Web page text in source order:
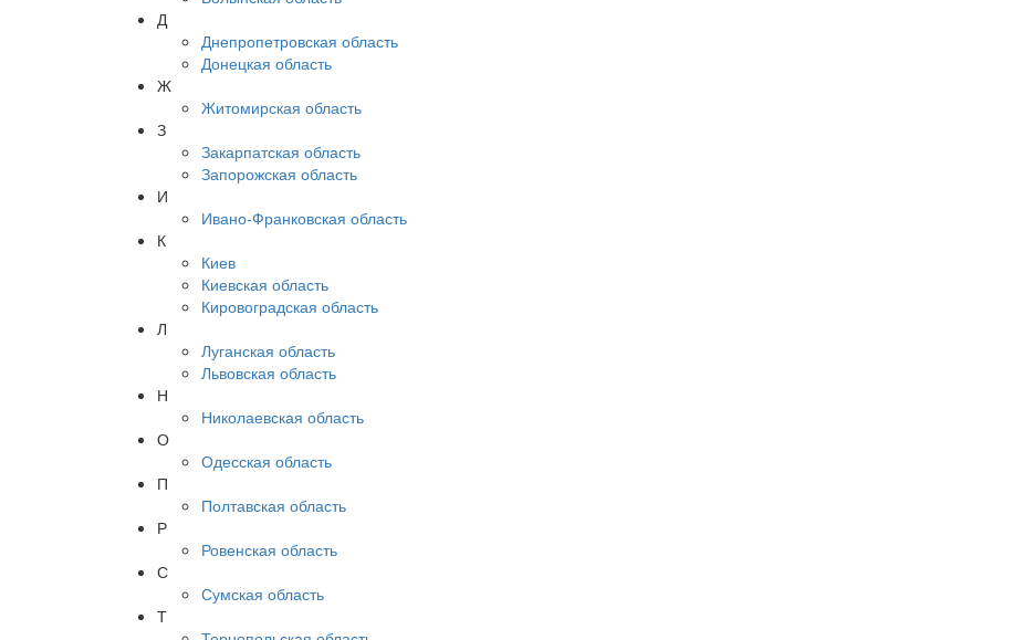
Д
Днепропетровская область
Донецкая область
Ж
Житомирская область
З
Закарпатская область
Запорожская область
И
Ивано-Франковская область
К
Киев
Киевская область
Кировоградская область
Л
Луганская область
Львовская область
Н
Николаевская область
О
Одесская область
П
Полтавская область
Р
Ровенская область
С
Сумская область
Т